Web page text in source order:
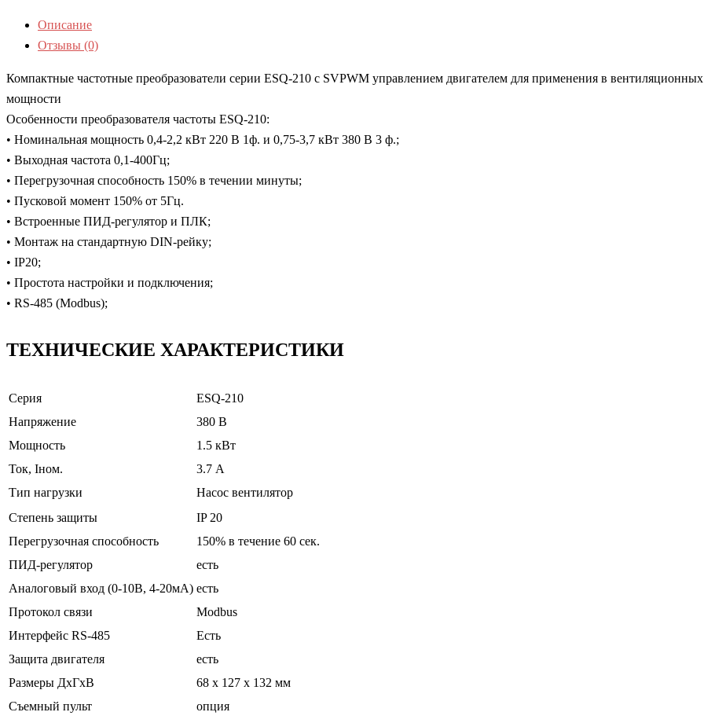
Описание
Отзывы (0)
Компактные частотные преобразователи серии ESQ-210 с SVPWM управлением двигателем для применения в
мощности
Особенности преобразователя частоты ESQ-210:
• Номинальная мощность 0,4-2,2 кВт 220 В 1ф. и 0,75-3,7 кВт 380 В 3 ф.;
• Выходная частота 0,1-400Гц;
• Перегрузочная способность 150% в течении минуты;
• Пусковой момент 150% от 5Гц.
• Встроенные ПИД-регулятор и ПЛК;
• Монтаж на стандартную DIN-рейку;
• IP20;
• Простота настройки и подключения;
• RS-485 (Modbus);
ТЕХНИЧЕСКИЕ ХАРАКТЕРИСТИКИ
Серия
ESQ-210
Напряжение
380 В
Мощность
1.5 кВт
Ток, Iном.
3.7 А
Тип нагрузки
Насос вентилятор
Степень защиты
IP 20
Перегрузочная способность
150% в течение 60 сек.
ПИД-регулятор
есть
Аналоговый вход (0-10В, 4-20мА) есть
Протокол связи
Modbus
Интерфейс RS-485
Есть
Защита двигателя
есть
Размеры ДхГхВ
68 x 127 x 132 мм
Съемный пульт
опция